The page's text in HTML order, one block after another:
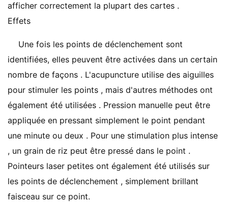
afficher correctement la plupart des cartes .
Effets
Une fois les points de déclenchement sont
identifiées, elles peuvent être activées dans un certain
nombre de façons . L'acupuncture utilise des aiguilles
pour stimuler les points , mais d'autres méthodes ont
également été utilisées . Pression manuelle peut être
appliquée en pressant simplement le point pendant
une minute ou deux . Pour une stimulation plus intense
, un grain de riz peut être pressé dans le point .
Pointeurs laser petites ont également été utilisés sur
les points de déclenchement , simplement brillant
faisceau sur ce point.